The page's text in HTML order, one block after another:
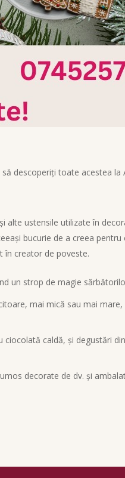
descoperiți toate acestea
alte ustensile utilizate în
bucurie de a creea pentru
în creator de poveste.
un strop de magie
mai mică sau mai
caldă, și degustări
decorate de dv. și